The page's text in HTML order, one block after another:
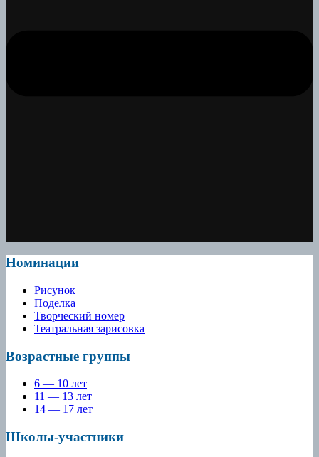
Номинации
Рисунок
Поделка
Творческий номер
Театральная зарисовка
Возрастные группы
6 — 10 лет
11 — 13 лет
14 — 17 лет
Школы-участники